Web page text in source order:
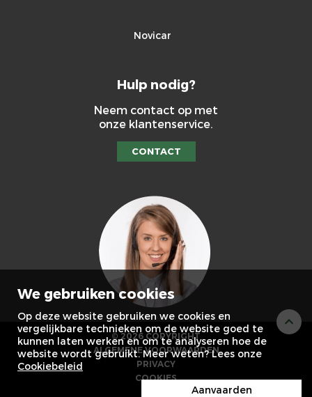
Hulp nodig?
Neem contact op met
onze klantenservice.
CONTACT
Novicar
© 2026 COPYRIGHT
ALGEMENE VOORWAARDEN
PRIVACY
COOKIES
We gebruiken cookies
Op deze website gebruiken we cookies en
vergelijkbare technieken om de website goed te
kunnen laten werken en om te analyseren hoe de
website wordt gebruikt. Meer weten? Lees onze
Cookiebeleid
Aanvaarden